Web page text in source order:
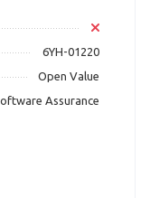
6YH-01220
Open Value
Assurance